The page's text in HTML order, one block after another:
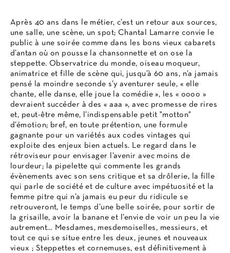
Après 40 ans dans le métier, c’est un retour aux sources,
une salle, une scène, un spot; Chantal Lamarre convie le
public à une soirée comme dans les bons vieux cabarets
d’antan où on pousse la chansonnette et on ose la
steppette. Observatrice du monde, oiseau moqueur,
animatrice et fille de scène qui, jusqu’à 60 ans, n’a jamais
pensé la moindre seconde s’y aventurer seule, « elle
chante, elle danse, elle joue la comédie », les « oooo »
devraient succéder à des « aaa », avec promesse de rires
et, peut-être même, l’indispensable petit "motton"
d’émotion; bref, en toute prétention, une formule
gagnante pour un variétés aux codes vintages qui
exploite des enjeux bien actuels. Le regard dans le
rétroviseur pour envisager l’avenir avec moins de
lourdeur; la pipelette qui commente les grands
évènements avec son sens critique et sa drôlerie, la fille
qui parle de société et de culture avec impétuosité et la
femme pitre qui n’a jamais eu peur du ridicule se
retrouveront, le temps d’une belle soirée, pour sortir de
la grisaille, avoir la banane et l’envie de voir un peu la vie
autrement… Mesdames, mesdemoiselles, messieurs, et
tout ce qui se situe entre les deux, jeunes et nouveaux
vieux ; Steppettes et cornemuses, est définitivement à